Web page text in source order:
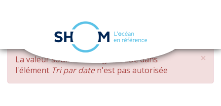
Aller
contenu
principal
navigation
×
MESSAGE
D'ERREUR
La valeur soumise changed DESCdans
l'élément Tri par daten'est pas autorisée